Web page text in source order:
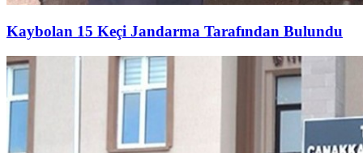
Kaybolan 15 Keçi Jandarma Tarafından Bulundu